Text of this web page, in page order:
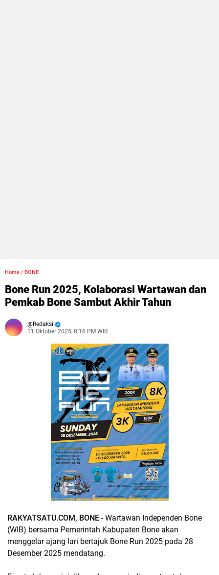
Home / BONE
Bone Run 2025, Kolaborasi Wartawan dan
Pemkab Bone Sambut Akhir Tahun
Redaksi
11 Oktober 2025, 8:16 PM WIB
RAKYATSATU.COM, BONE - Wartawan Independen Bone
(WIB) bersama Pemerintah Kabupaten Bone akan
menggelar ajang lari bertajuk Bone Run 2025 pada 28
Desember 2025 mendatang.